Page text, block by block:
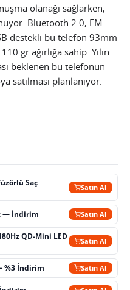
olanağı sağlarken,
Bluetooth 2.0, FM
destekli bu telefon 93mm
gr ağırlığa sahip. Yılın
beklenen bu telefonun
satılması planlanıyor.
Saç
Satın Al
— İndirim Satın Al
QD-Mini LED
Satın Al
%3 İndirim Satın Al